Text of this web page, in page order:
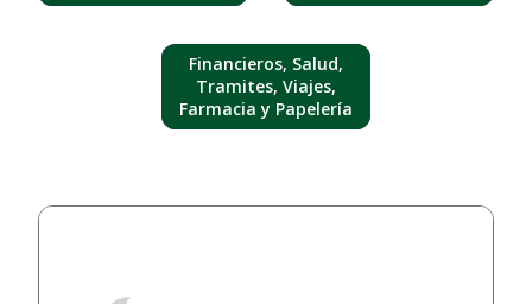
Financieros, Salud,
Tramites, Viajes,
Farmacia y Papelería